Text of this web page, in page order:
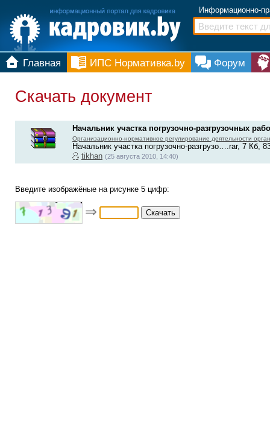
Информационно-
Главная ИПС Нормативка.by Форум
Скачать документ
Начальник участка погрузочно-разгрузочных
Организационно-нормативное регулирование деятельности
Начальник участка погрузочно-разгрузо….rar, 7 Кб,
tikhan (25 августа 2010, 14:40)
Введите изображёные на рисунке 5 цифр:
⇒